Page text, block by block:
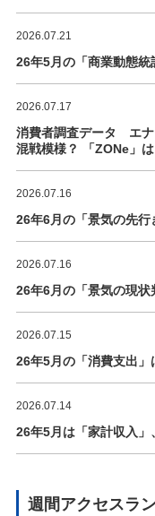
2026.07.21
26年5月の「商業動態
2026.07.17
消費者調査データ エ
混戦模様？ 「ZONe」
2026.07.16
26年6月の「景気の先
2026.07.16
26年6月の「景気の現
2026.07.15
26年5月の「消費支出
2026.07.14
26年5月は「家計収入
週間アクセスラ